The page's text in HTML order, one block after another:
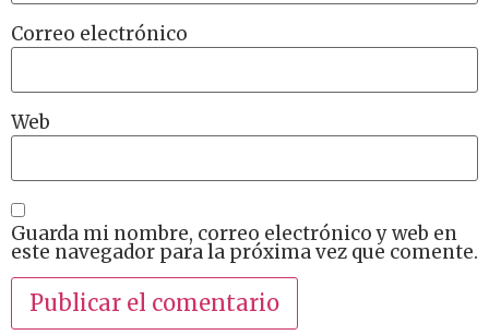
Correo electrónico
Web
Guarda mi nombre, correo electrónico y web en
este navegador para la próxima vez que comente.